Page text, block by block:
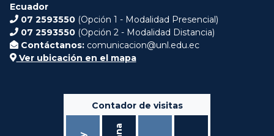
Ecuador
07 2593550 (Opción 1 - Modalidad Presencial)
07 2593550 (Opción 2 - Modalidad Distancia)
Contáctanos: comunicacion@unl.edu.ec
Ver ubicación en el mapa
Contador de visitas